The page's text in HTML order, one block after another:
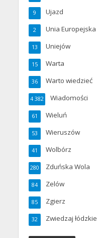
Ujazd
9
Unia Europejska
2
Uniejów
13
Warta
15
Warto wiedzieć
36
Wiadomości
4 382
Wieluń
61
Wieruszów
53
Wolbórz
41
Zduńska Wola
280
Zelów
84
Zgierz
85
Zwiedzaj łódzkie
32